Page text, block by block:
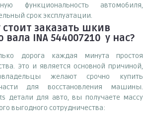
функциональность автомобиля,
срок эксплуатации.
стоит заказать шкив
вала INA 544007210 у нас?
дорога каждая минута простоя
Это и является основной причиной,
желают срочно купить
для восстановления машины.
детали для авто, вы получаете массу
выгодного сотрудничества: